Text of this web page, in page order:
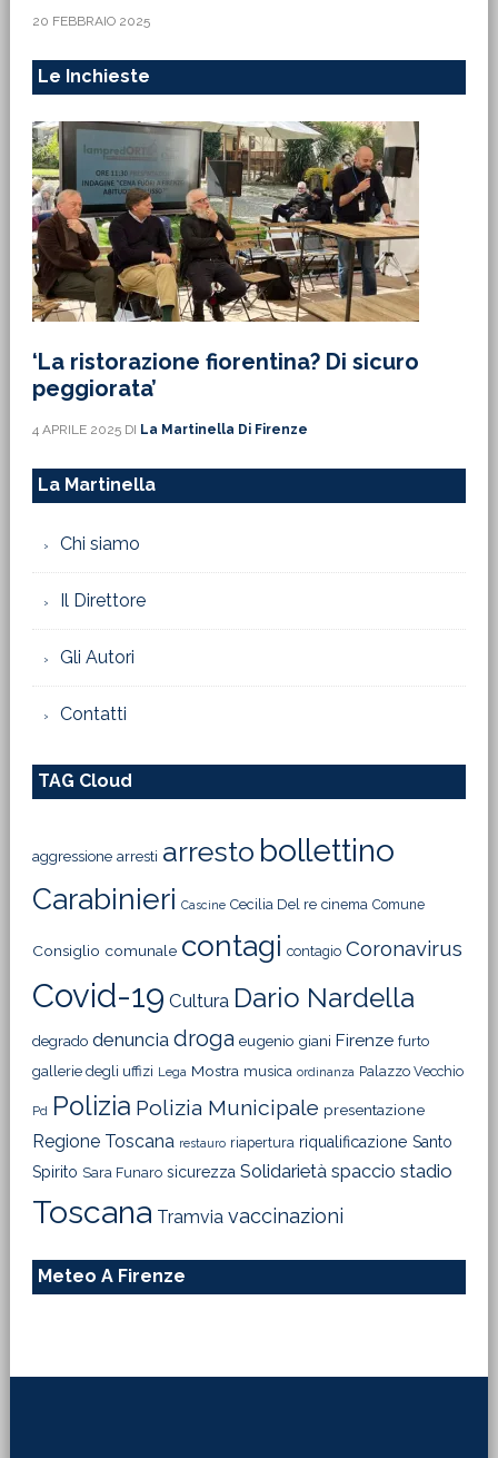
20 FEBBRAIO 2025
Le Inchieste
‘La ristorazione fiorentina? Di sicuro
peggiorata’
4 APRILE 2025DI La Martinella Di Firenze
La Martinella
Chi siamo
Il Direttore
Gli Autori
Contatti
TAG Cloud
aggressione arresti arresto bollettino
Carabinieri Cascine Cecilia Del re cinema Comune
Consiglio comunale contagi contagio Coronavirus
Covid-19 Cultura Dario Nardella
degrado denuncia droga eugenio giani Firenze furto
gallerie degli uffizi Lega Mostra musica ordinanza Palazzo Vecchio
Pd Polizia Polizia Municipale presentazione
Regione Toscana restauro riapertura riqualificazione Santo
Spirito Sara Funaro sicurezza Solidarietà spaccio stadio
Toscana Tramvia vaccinazioni
Meteo A Firenze